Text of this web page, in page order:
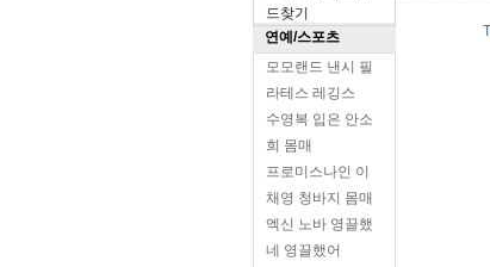
드찾기
연예/스포츠
모모랜드 낸시 필
라테스 레깅스
수영복 입은 안소
희 몸매
프로미스나인 이
채영 청바지 몸매
엑신 노바 영끌했
네 영끌했어